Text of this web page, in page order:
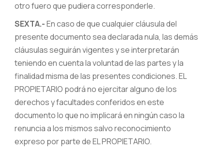
otro fuero que pudiera corresponderle.
SEXTA.-En caso de que cualquier cláusula del
presente documento sea declarada nula, las demás
cláusulas seguirán vigentes y se interpretarán
teniendo en cuenta la voluntad de las partes y la
finalidad misma de las presentes condiciones. EL
PROPIETARIO podrá no ejercitar alguno de los
derechos y facultades conferidos en este
documento lo que no implicará en ningún caso la
renuncia a los mismos salvo reconocimiento
expreso por parte de EL PROPIETARIO.